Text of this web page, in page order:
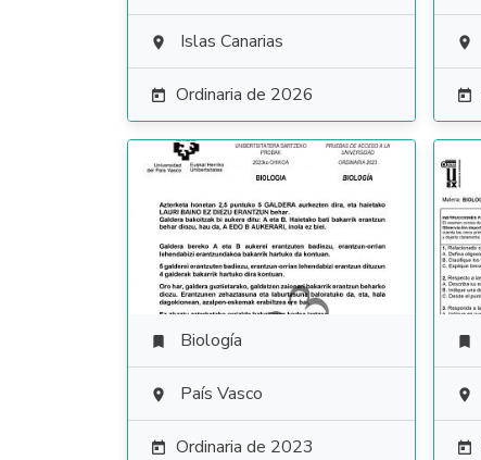
 Islas Canarias
 Ordinaria de 2026


 Biología
 País Vasco
 Ordinaria de 2023


